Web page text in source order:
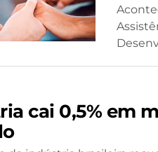
cai 0,5% em